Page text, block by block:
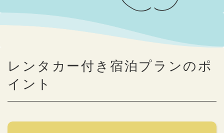
レンタカー付き宿泊プランのポ
イント